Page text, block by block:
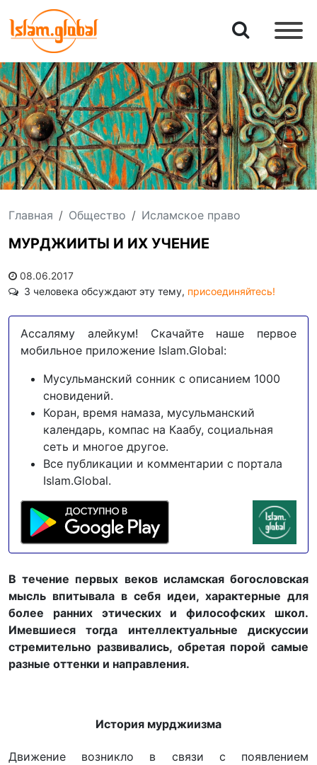
Главная Общество Исламское право
МУРДЖИИТЫ И ИХ УЧЕНИЕ
08.06.2017
3 человека обсуждают эту тему, присоединяйтесь!
Ассаляму алейкум! Скачайте наше первое
мобильное приложение Islam.Global:
Мусульманский сонник с описанием 1000
сновидений.
Коран, время намаза, мусульманский
календарь, компас на Каабу, социальная
сеть и многое другое.
Все публикации и комментарии с портала
Islam.Global.
В течение первых веков исламская богословская
мысль впитывала в себя идеи, характерные для
более ранних этических и философских школ.
Имевшиеся тогда интеллектуальные дискуссии
стремительно развивались, обретая порой самые
разные оттенки и направления.
История мурджиизма
Движение возникло в связи с появлением